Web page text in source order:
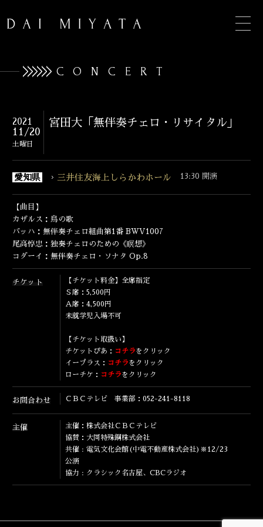
TOP
CONCERT
DISCOGRAPHY
CONTACT
ENGLISH
CONCERT
2021
11/20
土曜日
宮田大「無伴奏チェロ・リサイタル」
愛知県 三井住友海上しらかわホール 13:30 開演
【曲目】
カザルス：鳥の歌
バッハ：無伴奏チェロ組曲第1番 BWV1007
尾高惇忠：独奏チェロのための《瞑想》
コダーイ：無伴奏チェロ・ソナタ Op.8
チケット
【チケット料金】全席指定
Ｓ席：5,500円
Ａ席：4,500円
未就学児入場不可
【チケット取扱い】
チケットぴあ： コチラをクリック
イープラス： コチラをクリック
ローチケ： コチラをクリック
お問合わせ ＣＢＣテレビ 事業部：052-241-8118
主催
主催：株式会社ＣＢＣテレビ
協賛：大同特殊鋼株式会社
共催 : 電気文化会館(中電不動産株式会社)※12/23
公演
協力 : クラシック名古屋、CBCラジオ